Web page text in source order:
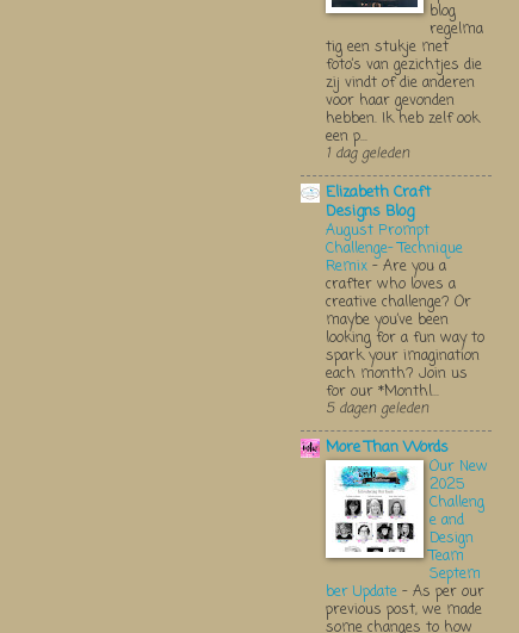
blog
regelma
tig een stukje met
foto’s van gezichtjes die
zij vindt of die anderen
voor haar gevonden
hebben. Ik heb zelf ook
een p...
1 dag geleden
Elizabeth Craft
Designs Blog
August Prompt
Challenge- Technique
Remix - Are you a
crafter who loves a
creative challenge? Or
maybe you’ve been
looking for a fun way to
spark your imagination
each month? Join us
for our *Monthl...
5 dagen geleden
More Than Words
Our New
2025
Challeng
e and
Design
Team
Septem
ber Update - As per our
previous post, we made
some changes to how